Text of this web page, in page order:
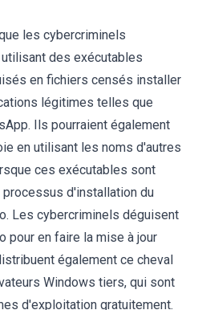
les cybercriminels
des exécutables
en fichiers censés installer
légitimes telles que
Ils pourraient également
en utilisant les noms d'autres
ces exécutables sont
d'installation du
Les cybercriminels déguisent
pour en faire la mise à jour
également ce cheval
Windows tiers, qui sont
d'exploitation gratuitement.